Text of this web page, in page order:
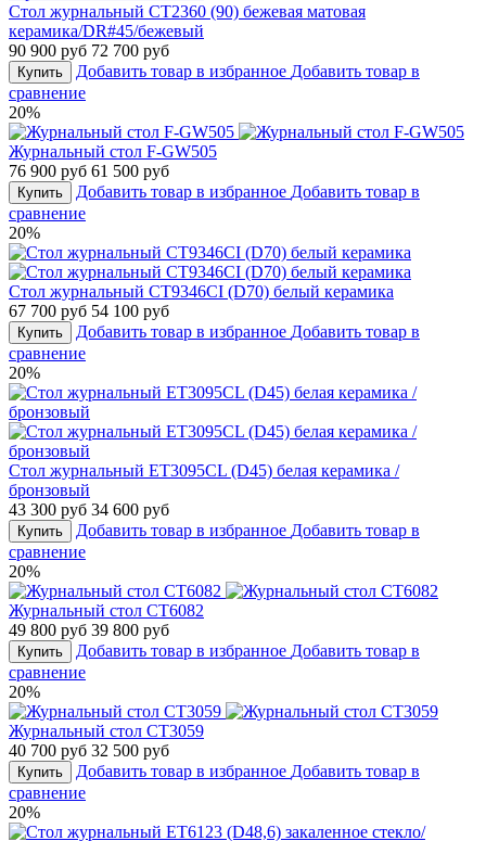
Стол журнальный CT2360 (90) бежевая матовая
керамика/DR#45/бежевый
90 900 руб 72 700 руб
Купить Добавить товар в избранное Добавить товар в
сравнение
20%
Журнальный стол F-GW505
76 900 руб 61 500 руб
Купить Добавить товар в избранное Добавить товар в
сравнение
20%
Стол журнальный CT9346CI (D70) белый керамика
67 700 руб 54 100 руб
Купить Добавить товар в избранное Добавить товар в
сравнение
20%
Стол журнальный ET3095CL (D45) белая керамика /
бронзовый
43 300 руб 34 600 руб
Купить Добавить товар в избранное Добавить товар в
сравнение
20%
Журнальный стол CT6082
49 800 руб 39 800 руб
Купить Добавить товар в избранное Добавить товар в
сравнение
20%
Журнальный стол CT3059
40 700 руб 32 500 руб
Купить Добавить товар в избранное Добавить товар в
сравнение
20%